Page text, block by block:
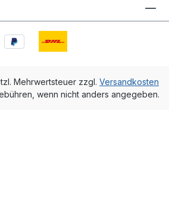
Mehrwertsteuer zzgl. Versandkosten
wenn nicht anders angegeben.